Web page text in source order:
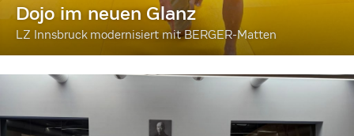
Dojo im neuen Glanz
LZ Innsbruck modernisiert mit BERGER-Matten